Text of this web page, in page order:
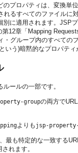
プロパティは、変換
るすべてのファイルに
に適用されます。JSP
第12章 「Mapping
グループ内のすべて
いう)暗黙的なプロパテ
ールの一部です。
groupの両方で
よりも jsp-
最も特定的な一致する
れます。